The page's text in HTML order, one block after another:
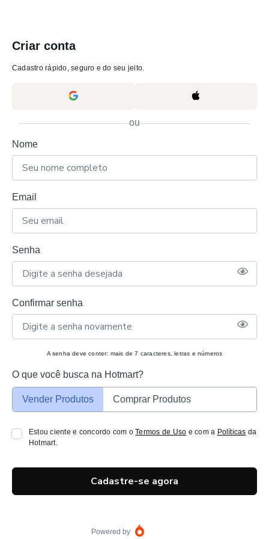
Criar conta
Cadastro rápido, seguro e do seu jeito.
ou
Nome
Email
Senha
Confirmar senha
A senha deve conter: mais de 7 caracteres, letras e números
O que você busca na Hotmart?
Vender Produtos Comprar Produtos
Estou ciente e concordo com oTermos de Uso e com a Políticas da
Hotmart.
Cadastre-se agora
Powered by